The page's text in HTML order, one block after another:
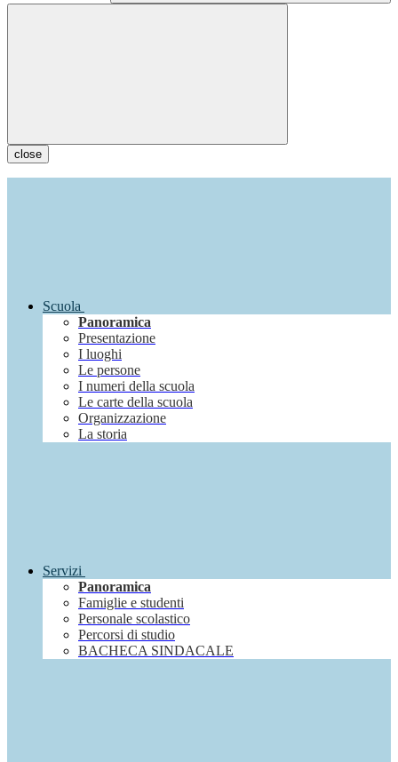
close
Scuola
Panoramica
Presentazione
I luoghi
Le persone
I numeri della scuola
Le carte della scuola
Organizzazione
La storia
Servizi
Panoramica
Famiglie e studenti
Personale scolastico
Percorsi di studio
BACHECA SINDACALE